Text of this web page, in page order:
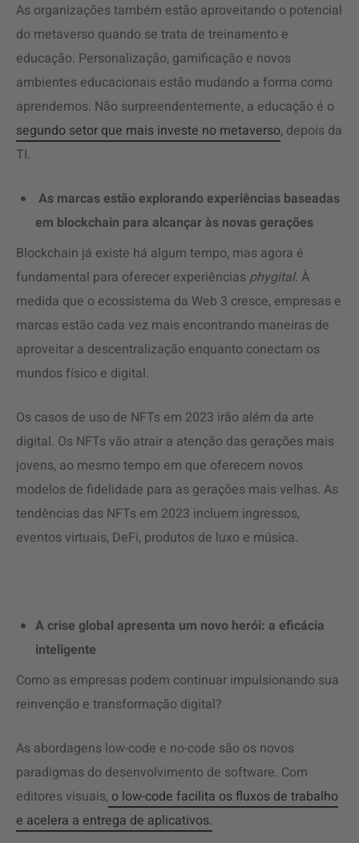
As organizações também estão aproveitando o potencial
do metaverso quando se trata de treinamento e
educação. Personalização, gamificação e novos
ambientes educacionais estão mudando a forma como
aprendemos. Não surpreendentemente, a educação é o
segundo setor que mais investe no metaverso, depois da
TI.
As marcas estão explorando experiências baseadas
em blockchain para alcançar às novas gerações
Blockchain já existe há algum tempo, mas agora é
fundamental para oferecer experiências phygital. À
medida que o ecossistema da Web 3 cresce, empresas e
marcas estão cada vez mais encontrando maneiras de
aproveitar a descentralização enquanto conectam os
mundos físico e digital.
Os casos de uso de NFTs em 2023 irão além da arte
digital. Os NFTs vão atrair a atenção das gerações mais
jovens, ao mesmo tempo em que oferecem novos
modelos de fidelidade para as gerações mais velhas. As
tendências das NFTs em 2023 incluem ingressos,
eventos virtuais, DeFi, produtos de luxo e música.
A crise global apresenta um novo herói: a eficácia
inteligente
Como as empresas podem continuar impulsionando sua
reinvenção e transformação digital?
As abordagens low-code e no-code são os novos
paradigmas do desenvolvimento de software. Com
editores visuais, o low-code facilita os fluxos de trabalho
e acelera a entrega de aplicativos.